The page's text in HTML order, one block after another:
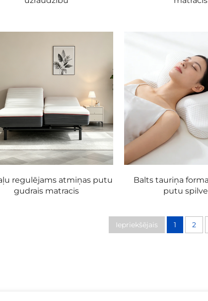
regulējams atmiņas putu
gudrais matracis
Balts tauriņa
putu
Iepriekšējais 1 2